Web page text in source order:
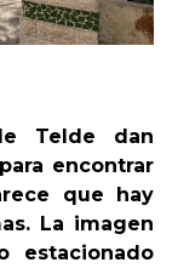
Telde dan
encontrar
que hay
La imagen
estacionado